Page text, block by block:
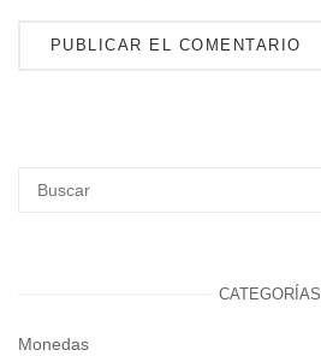
CATEGORÍAS
Monedas